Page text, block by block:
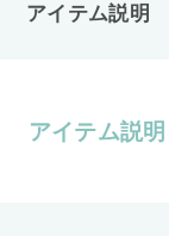
アイテム説明
アイテム説明